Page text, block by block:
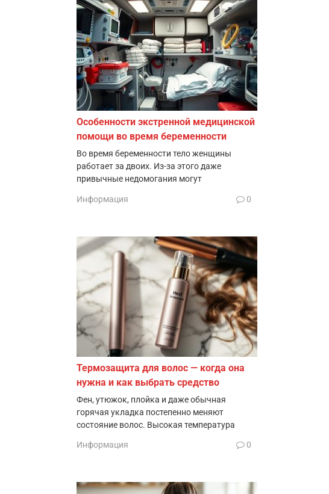
Особенности экстренной медицинской
помощи во время беременности
Во время беременности тело женщины
работает за двоих. Из-за этого даже
привычные недомогания могут
Информация 0
Термозащита для волос — когда она
нужна и как выбрать средство
Фен, утюжок, плойка и даже обычная
горячая укладка постепенно меняют
состояние волос. Высокая температура
Информация 0